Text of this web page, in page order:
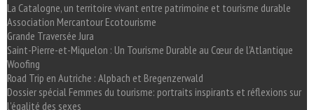
La Catalogne, un territoire vivant entre patrimoine et tourisme durable
Association Mercantour Ecotourisme
Grande Traversée Jura
Saint-Pierre-et-Miquelon : Un Tourisme Durable au Cœur de l'Atlantique
Woofing
Road Trip en Autriche : Alpbach et Bregenzerwald
Dossier spécial Femmes du tourisme: portraits inspirants et réflexions sur
l'égalité des sexes